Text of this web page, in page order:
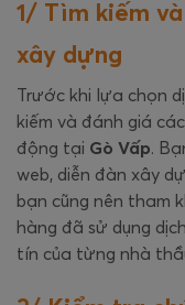
1/ Tìm kiếm
xây dựng
Trước khi lựa chọn
kiếm và đánh giá
động tại Gò Vấp.
web, diễn đàn xây
bạn cũng nên tham
hàng đã sử dụng
tín của từng nhà